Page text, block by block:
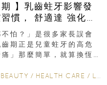
】乳齒蛀牙影響發
強化琺
怕？」是很多家長誤會
期正是兒童蛀牙的高危
」那麼簡單，就算換恆
/ HEALTH CARE / LIFESTYLE